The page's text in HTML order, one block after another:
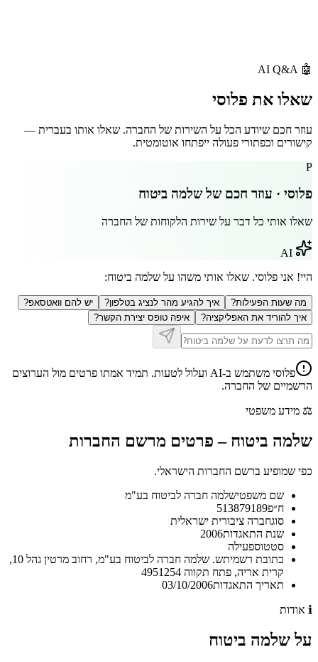
🤖
AI Q&A
שאלו את פלוסי
עוזר חכם שיודע הכל על השירות של החברה. שאלו אותו בעברית —
קישורים וכפתורי פעולה ייפתחו אוטומטית.
P
פלוסי · עוזר חכם שלשלמה ביטוח
שאלו אותי כל דבר על שירות הלקוחות של החברה
היי! אני פלוסי. שאלו אותי משהו על שלמה ביטוח:
מה שעות הפעילות? איך להגיע מהר לנציג בטלפון?
יש להם וואטסאפ?
איך להוריד את האפליקציה?
איפה טופס יצירת הקשר?
פלוסי משתמש ב-AI ועלול לטעות. תמיד אמתו פרטים מול הערוצים
הרשמיים של החברה.
⚖️ מידע משפטי
שלמה ביטוח – פרטים מרשם החברות
כפי שמופיע ברשם החברות הישראלי.
שם משפטישלמה חברה לביטוח בע"מ
ח״פ513879189
סוגחברה ציבורית ישראלית
שנת התאגדות2006
סטטוספעילה
כתובת רשמית
ש. שלמה חברה לביטוח בע"מ, רחוב מרטין גהל 10,
קרית אריה, פתח תקווה 4951254
תאריך התאגדות03/10/2006
ℹ️ אודות
עלשלמה ביטוח